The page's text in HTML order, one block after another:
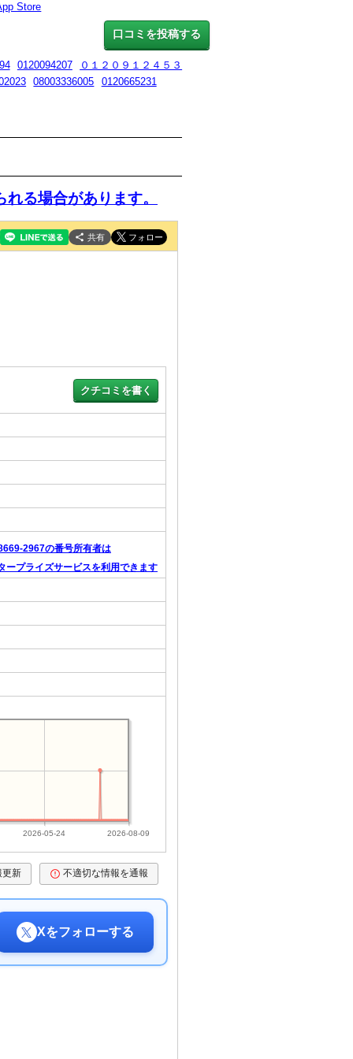
口コミを投稿する
Store
0120094207
０１２０９１２４５３
08003336005
0120665231
る場合があります。
共有
2967の番号所有者は
ープライズサービスを利用できます
2026-05-24 2026-08-09
更新 不適切な情報を通報
Xをフォローする